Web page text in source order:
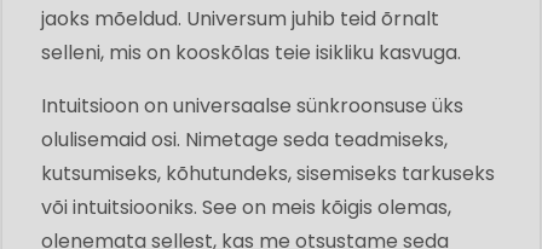
jaoks mõeldud. Universum juhib teid õrnalt
selleni, mis on kooskõlas teie isikliku kasvuga.
Intuitsioon on universaalse sünkroonsuse üks
olulisemaid osi. Nimetage seda teadmiseks,
kutsumiseks, kõhutundeks, sisemiseks tarkuseks
või intuitsiooniks. See on meis kõigis olemas,
olenemata sellest, kas me otsustame seda